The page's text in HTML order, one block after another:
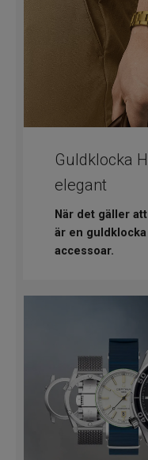
Guldklocka
elegant
När det gäller
är en
accessoar.